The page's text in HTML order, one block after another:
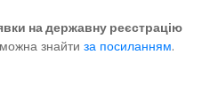
на державну реєстрацію
можна знайти за посиланням.